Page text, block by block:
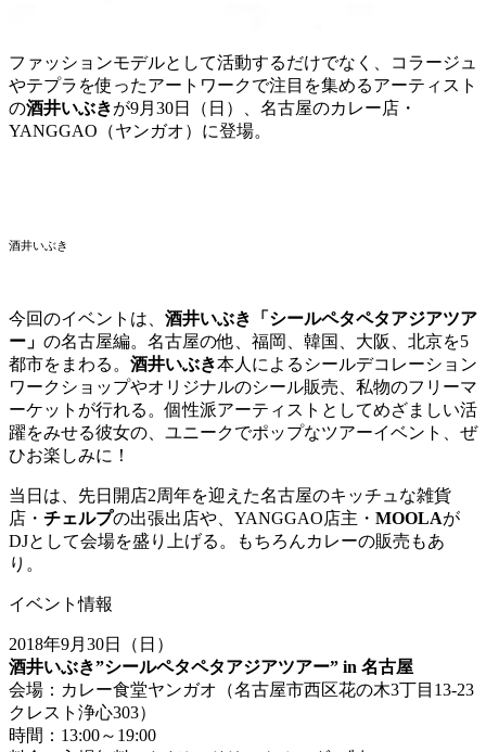
ファッションモデルとして活動するだけでなく、コラージュ
やテプラを使ったアートワークで注目を集めるアーティスト
の酒井いぶきが9月30日（日）、名古屋のカレー店・
YANGGAO（ヤンガオ）に登場。
酒井いぶき
今回のイベントは、 酒井いぶき「シールペタペタアジアツア
ー」 の名古屋編。名古屋の他、福岡、韓国、大阪、北京を5
都市をまわる。 酒井いぶき本人によるシールデコレーション
ワークショップやオリジナルのシール販売、私物のフリーマ
ーケットが行れる。個性派アーティストとしてめざましい活
躍をみせる彼女の、ユニークでポップなツアーイベント、ぜ
ひお楽しみに！
当日は、先日開店2周年を迎えた名古屋のキッチュな雑貨
店・ チェルプの出張出店や、YANGGAO店主・ MOOLAが
DJとして会場を盛り上げる。もちろんカレーの販売もあ
り。
イベント情報
2018年9月30日（日）
酒井いぶき”シールペタペタアジアツアー” in 名古屋
会場：カレー食堂ヤンガオ（名古屋市西区花の木3丁目13-23
クレスト浄心303）
時間：13:00～19:00